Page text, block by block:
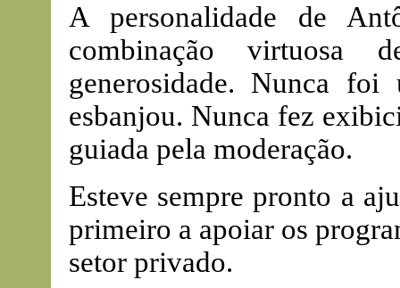
A personalidade de
combinação virtuosa
generosidade. Nunca
esbanjou. Nunca fez
guiada pela moderação.
Esteve sempre pronto a
primeiro a apoiar os
setor privado.